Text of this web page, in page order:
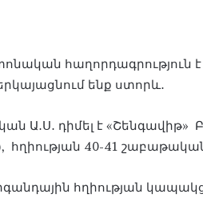
հաղորդագրություն
ենք ստորև․
Ա․Ս․ դիմել է
հղիության 40-41
հղիության